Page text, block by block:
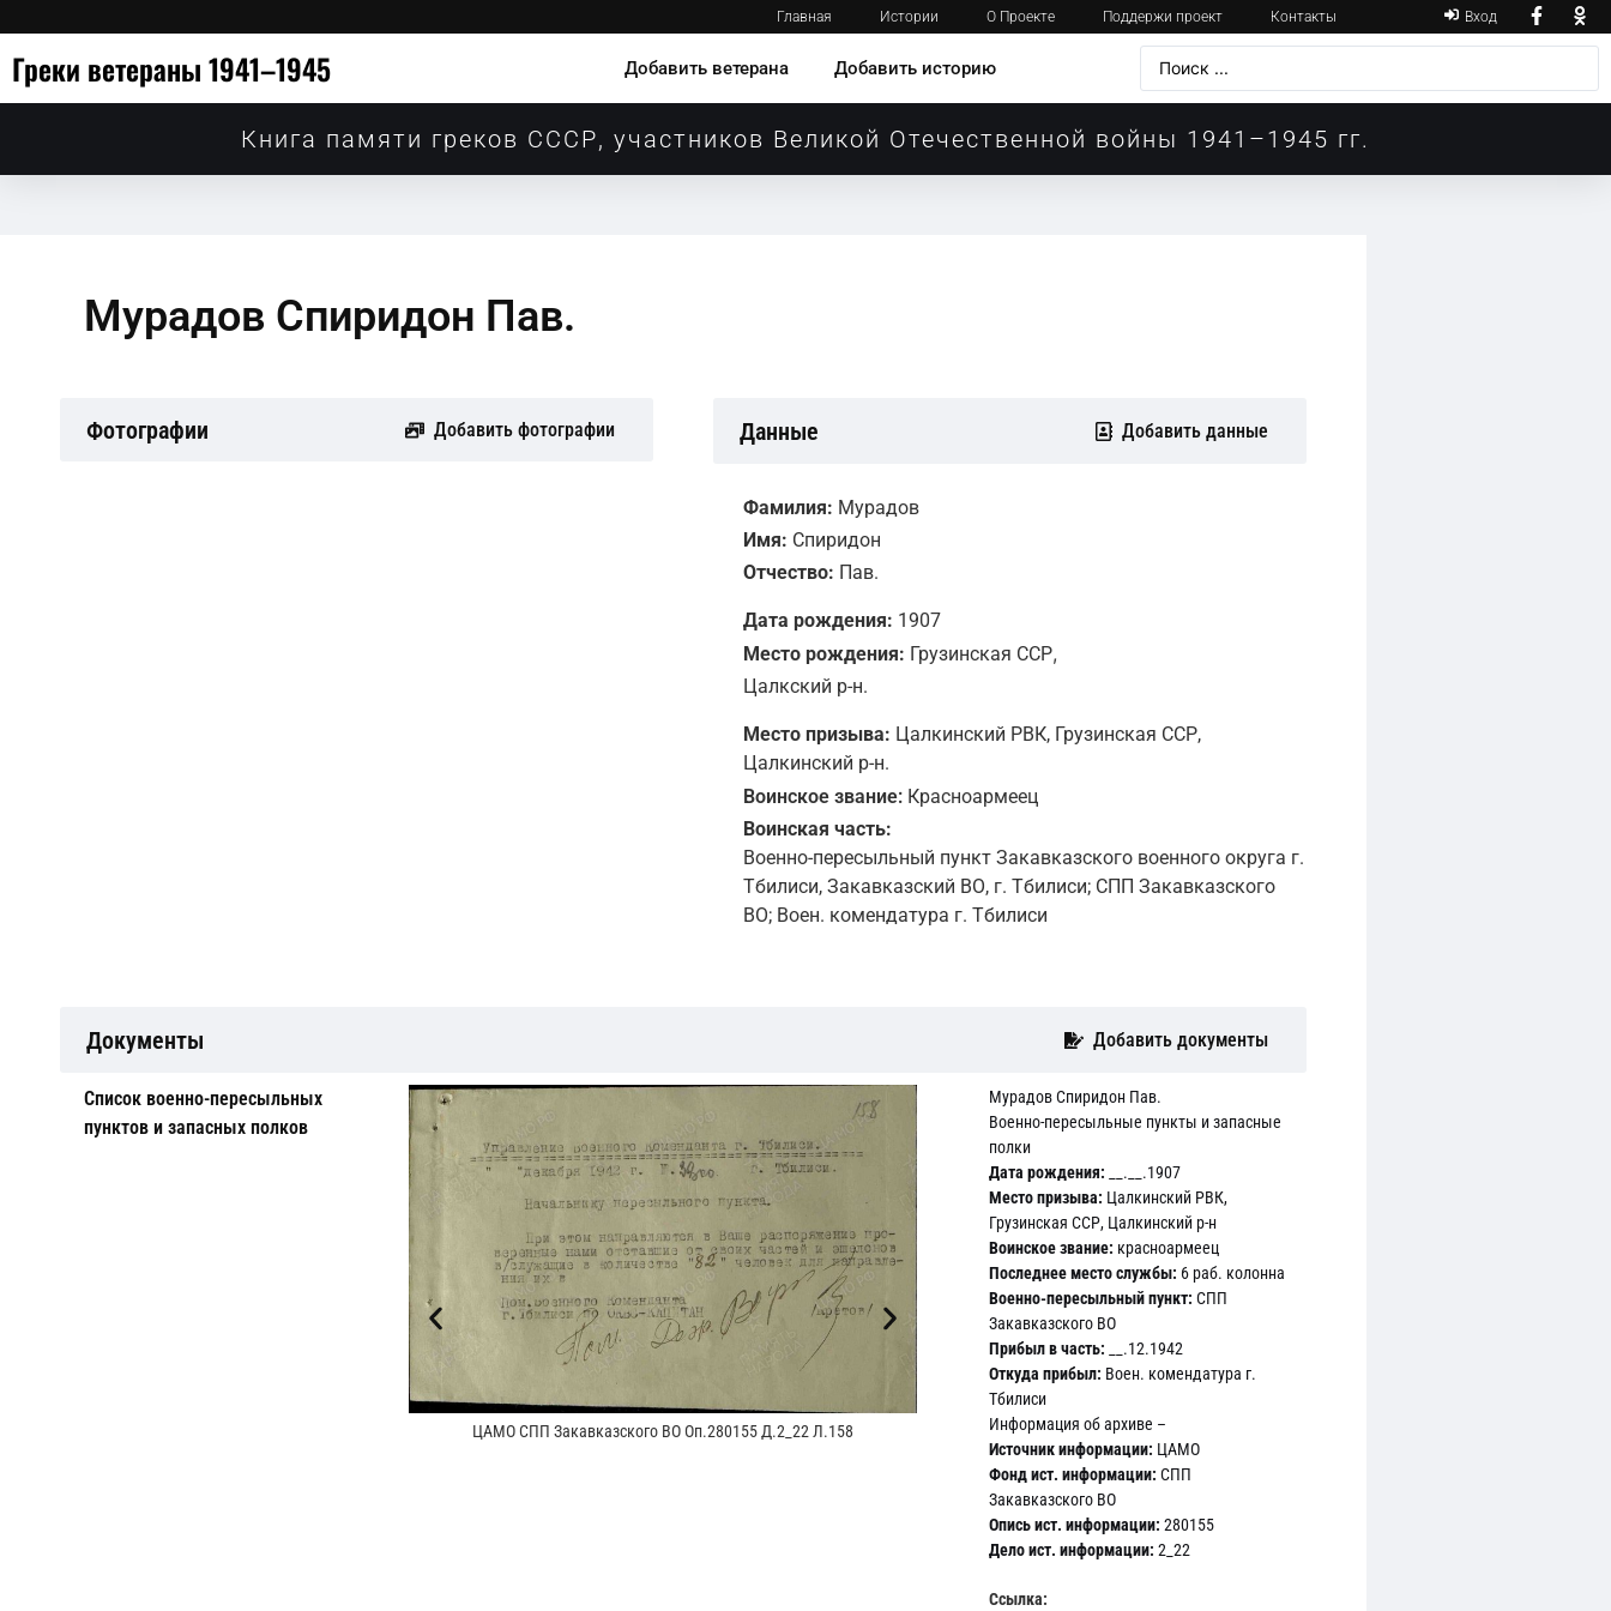
Главная Истории О Проекте Поддержи проект Контакты Вход
Греки ветераны 1941–1945 Добавить ветерана Добавить историю
Книга памяти греков СССР, участников Великой Отечественной войны 1941–1945 гг.
Мурадов Спиридон Пав.
Фотографии Добавить фотографии Данные Добавить данные
Фамилия: Мурадов
Имя: Спиридон
Отчество: Пав.
Дата рождения: 1907
Место рождения: Грузинская ССР,
Цалкский р-н.
Место призыва: Цалкинский РВК, Грузинская ССР,
Цалкинский р-н.
Воинское звание: Красноармеец
Воинская часть:
Военно-пересыльный пункт Закавказского военного округа г.
Тбилиси, Закавказский ВО, г. Тбилиси; СПП Закавказского
ВО; Воен. комендатура г. Тбилиси
Документы Добавить документы
Cписок военно-пересыльных
пунктов и запасных полков
ЦАМО СПП Закавказского ВО Оп.280155 Д.2_22 Л.158
ЦАМО СПП Закавказского ВО Оп.280155 Д.2_22 Л.159
Мурадов Спиридон Пав.
Военно-пересыльные пункты и запасные
полки
Дата рождения: __.__.1907
Место призыва: Цалкинский РВК,
Грузинская ССР, Цалкинский р-н
Воинское звание: красноармеец
Последнее место службы: 6 раб. колонна
Военно-пересыльный пункт: СПП
Закавказского ВО
Прибыл в часть: __.12.1942
Откуда прибыл: Воен. комендатура г.
Тбилиси
Информация об архиве –
Источник информации: ЦАМО
Фонд ист. информации: СПП
Закавказского ВО
Опись ист. информации: 280155
Дело ист. информации: 2_22
Ссылка: